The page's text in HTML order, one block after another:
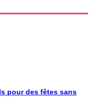
pour des fêtes sans